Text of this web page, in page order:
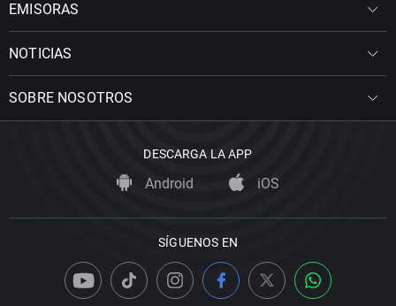
EMISORAS
NOTICIAS
SOBRE NOSOTROS
DESCARGA LA APP
Android iOS
SÍGUENOS EN